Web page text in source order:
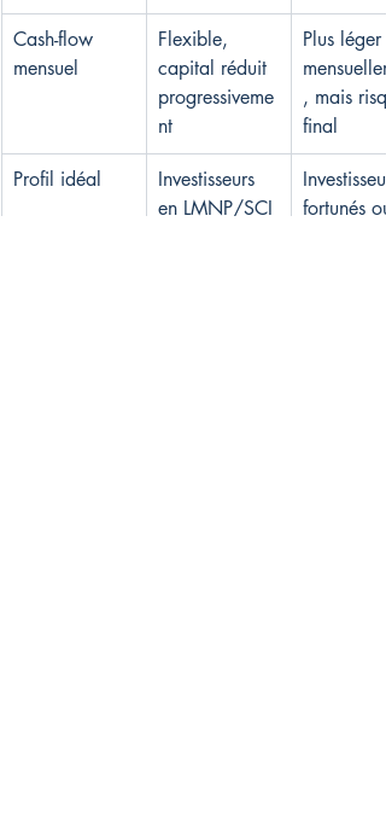
Cash-flow
mensuel
Flexible,
capital réduit
progressiveme
nt
Plus léger
, mais
final
Profil idéal
Investisseurs
en LMNP/SCI
fortunés ou